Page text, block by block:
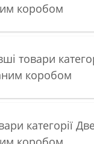
коробом
товари
коробом
категорії